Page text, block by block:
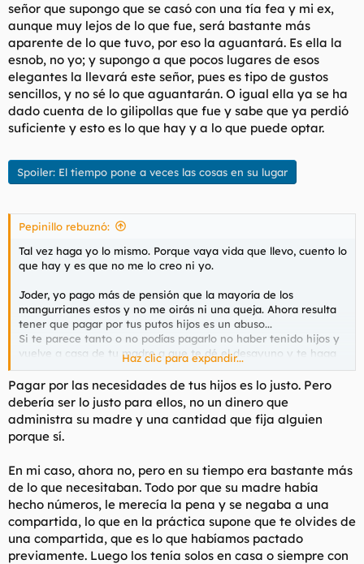
señor que supongo que se casó con una tía fea y mi ex,
aunque muy lejos de lo que fue, será bastante más
aparente de lo que tuvo, por eso la aguantará. Es ella la
esnob, no yo; y supongo a que pocos lugares de esos
elegantes la llevará este señor, pues es tipo de gustos
sencillos, y no sé lo que aguantarán. O igual ella ya se ha
dado cuenta de lo gilipollas que fue y sabe que ya perdió
suficiente y esto es lo que hay y a lo que puede optar.
Spoiler: El tiempo pone a veces las cosas en su lugar
Pepinillo rebuznó:
Tal vez haga yo lo mismo. Porque vaya vida que llevo, cuento lo
que hay y es que no me lo creo ni yo.
Joder, yo pago más de pensión que la mayoría de los
mangurrianes estos y no me oirás ni una queja. Ahora resulta
tener que pagar por tus putos hijos es un abuso...
Si te parece tanto o no podías pagarlo no haber tenido hijos y
vuelve a casa de tu madre a que te dé el desayuno y te haga
la cama.
Haz clic para expandir...
Pagar por las necesidades de tus hijos es lo justo. Pero
debería ser lo justo para ellos, no un dinero que
administra su madre y una cantidad que fija alguien
porque sí.
En mi caso, ahora no, pero en su tiempo era bastante más
de lo que necesitaban. Todo por que su madre había
hecho números, le merecía la pena y se negaba a una
compartida, lo que en la práctica supone que te olvides de
una compartida, que es lo que habíamos pactado
previamente. Luego los tenía solos en casa o siempre con